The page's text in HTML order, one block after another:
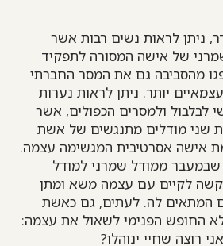
ניתן לראות נשים רבות אשר
של אישה המסורה לתפקיד
מהסביבה גם את המסר החברתי
יותר. ניתן לראות נערות
לבלבול ולמסרים הכפולים, אשר
שני מודלים מתנגשים של אשת
אישה אסרטיבית המגשימה עצמה.
שבמעבר ממודל שמרני למודל
לקיים עם עצמה משא ומתן
המתאים לה. לעתים, גם כאשת
החופש הפנימי לשאול את עצמה:
רוצה שחיי ינוהלו?